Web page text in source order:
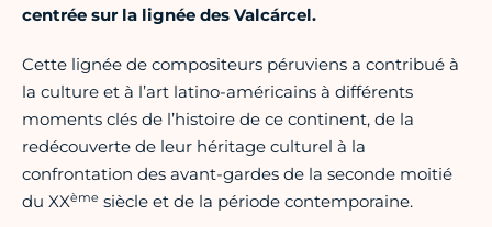
centrée sur la lignée des Valcárcel.
Cette lignée de compositeurs péruviens a contribué à
la culture et à l’art latino-américains à différents
moments clés de l’histoire de ce continent, de la
redécouverte de leur héritage culturel à la
confrontation des avant-gardes de la seconde moitié
du XXème siècle et de la période contemporaine.